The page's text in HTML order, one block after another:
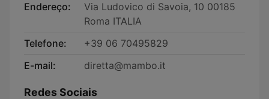
Endereço:
Via Ludovico di Savoia, 10 00185
Roma ITALIA
Telefone:
+39 06 70495829
E-mail:
diretta@mambo.it
Redes Sociais